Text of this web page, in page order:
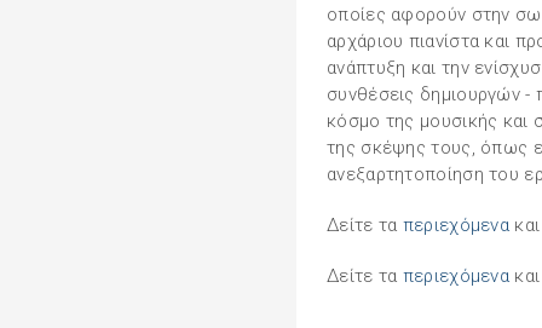
οποίες αφορούν στην
αρχάριου πιανίστα και
ανάπτυξη και την
συνθέσεις δημιουργών
κόσμο της μουσικής και
της σκέψης τους, όπως
ανεξαρτητοποίηση του
Δείτε τα περιεχόμενα
Δείτε τα περιεχόμενα